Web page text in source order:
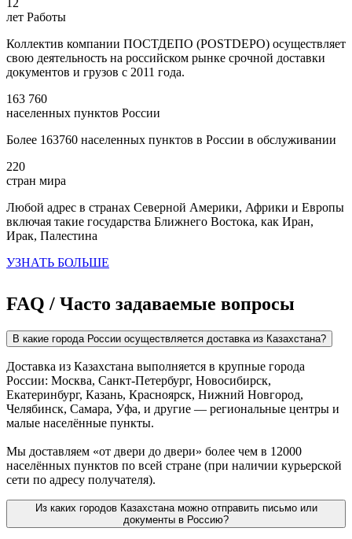
лет Работы
Коллектив компании ПОСТДЕПО (POSTDEPO) осуществляет
свою деятельность на российском рынке срочной доставки
документов и грузов с 2011 года.
163 760
населенных пунктов России
Более 163760 населенных пунктов в России в обслуживании
220
стран мира
Любой адрес в странах Северной Америки, Африки и Европы
включая такие государства Ближнего Востока, как Иран,
Ирак, Палестина
УЗНАТЬ БОЛЬШЕ
FAQ / Часто задаваемые вопросы
В какие города России осуществляется доставка из Казахстана?
Доставка из Казахстана выполняется в крупные города
России: Москва, Санкт-Петербург, Новосибирск,
Екатеринбург, Казань, Красноярск, Нижний Новгород,
Челябинск, Самара, Уфа, и другие — региональные центры и
малые населённые пункты.
Мы доставляем «от двери до двери» более чем в 12000
населённых пунктов по всей стране (при наличии курьерской
сети по адресу получателя).
Из каких городов Казахстана можно отправить письмо или
документы в Россию?